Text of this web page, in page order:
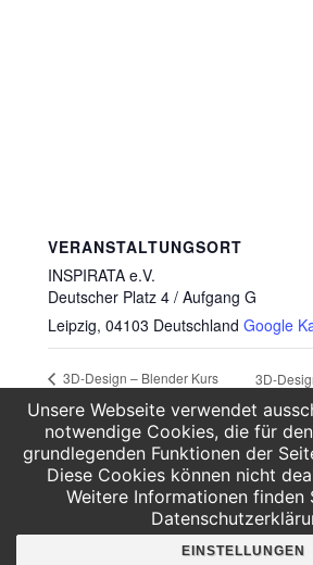
VERANSTALTUNGSORT
INSPIRATA e.V.
Deutscher Platz 4 / Aufgang G
Leipzig, 04103 Deutschland Google
3D-Design – Blender Kurs
3D-
Hier findest du uns
Unsere Webseite verwendet
notwendige Cookies, die für
grundlegenden Funktionen der
Diese Cookies können nicht
Weitere Informationen finden
EINSTELLUNGEN